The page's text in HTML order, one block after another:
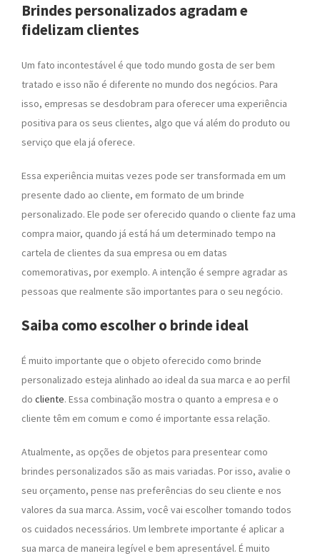
Brindes personalizados agradam e
fidelizam clientes
Um fato incontestável é que todo mundo gosta de ser bem
tratado e isso não é diferente no mundo dos negócios. Para
isso, empresas se desdobram para oferecer uma experiência
positiva para os seus clientes, algo que vá além do produto ou
serviço que ela já oferece.
Essa experiência muitas vezes pode ser transformada em um
presente dado ao cliente, em formato de um brinde
personalizado. Ele pode ser oferecido quando o cliente faz uma
compra maior, quando já está há um determinado tempo na
cartela de clientes da sua empresa ou em datas
comemorativas, por exemplo. A intenção é sempre agradar as
pessoas que realmente são importantes para o seu negócio.
Saiba como escolher o brinde ideal
É muito importante que o objeto oferecido como brinde
personalizado esteja alinhado ao ideal da sua marca e ao perfil
do cliente. Essa combinação mostra o quanto a empresa e o
cliente têm em comum e como é importante essa relação.
Atualmente, as opções de objetos para presentear como
brindes personalizados são as mais variadas. Por isso, avalie o
seu orçamento, pense nas preferências do seu cliente e nos
valores da sua marca. Assim, você vai escolher tomando todos
os cuidados necessários. Um lembrete importante é aplicar a
sua marca de maneira legível e bem apresentável. É muito